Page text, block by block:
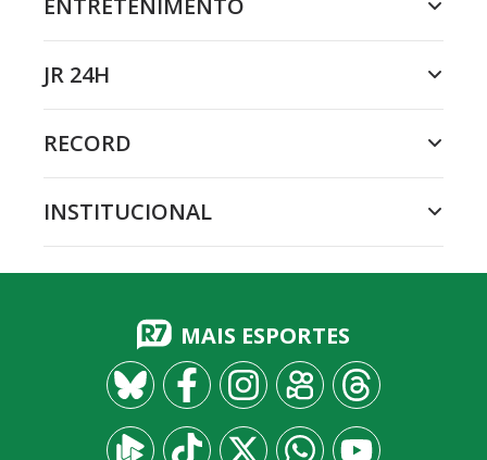
ENTRETENIMENTO
JR 24H
RECORD
INSTITUCIONAL
MAIS ESPORTES